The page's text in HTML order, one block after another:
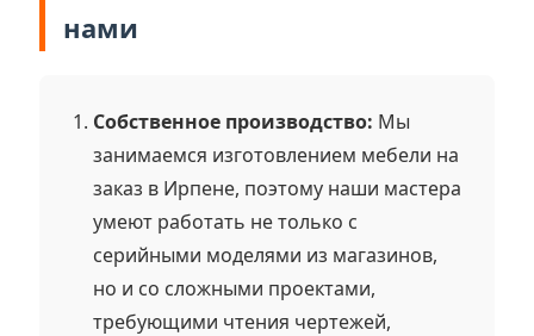
нами
Собственное производство: Мы
занимаемся изготовлением мебели на
заказ в Ирпене, поэтому наши мастера
умеют работать не только с
серийными моделями из магазинов,
но и со сложными проектами,
требующими чтения чертежей,